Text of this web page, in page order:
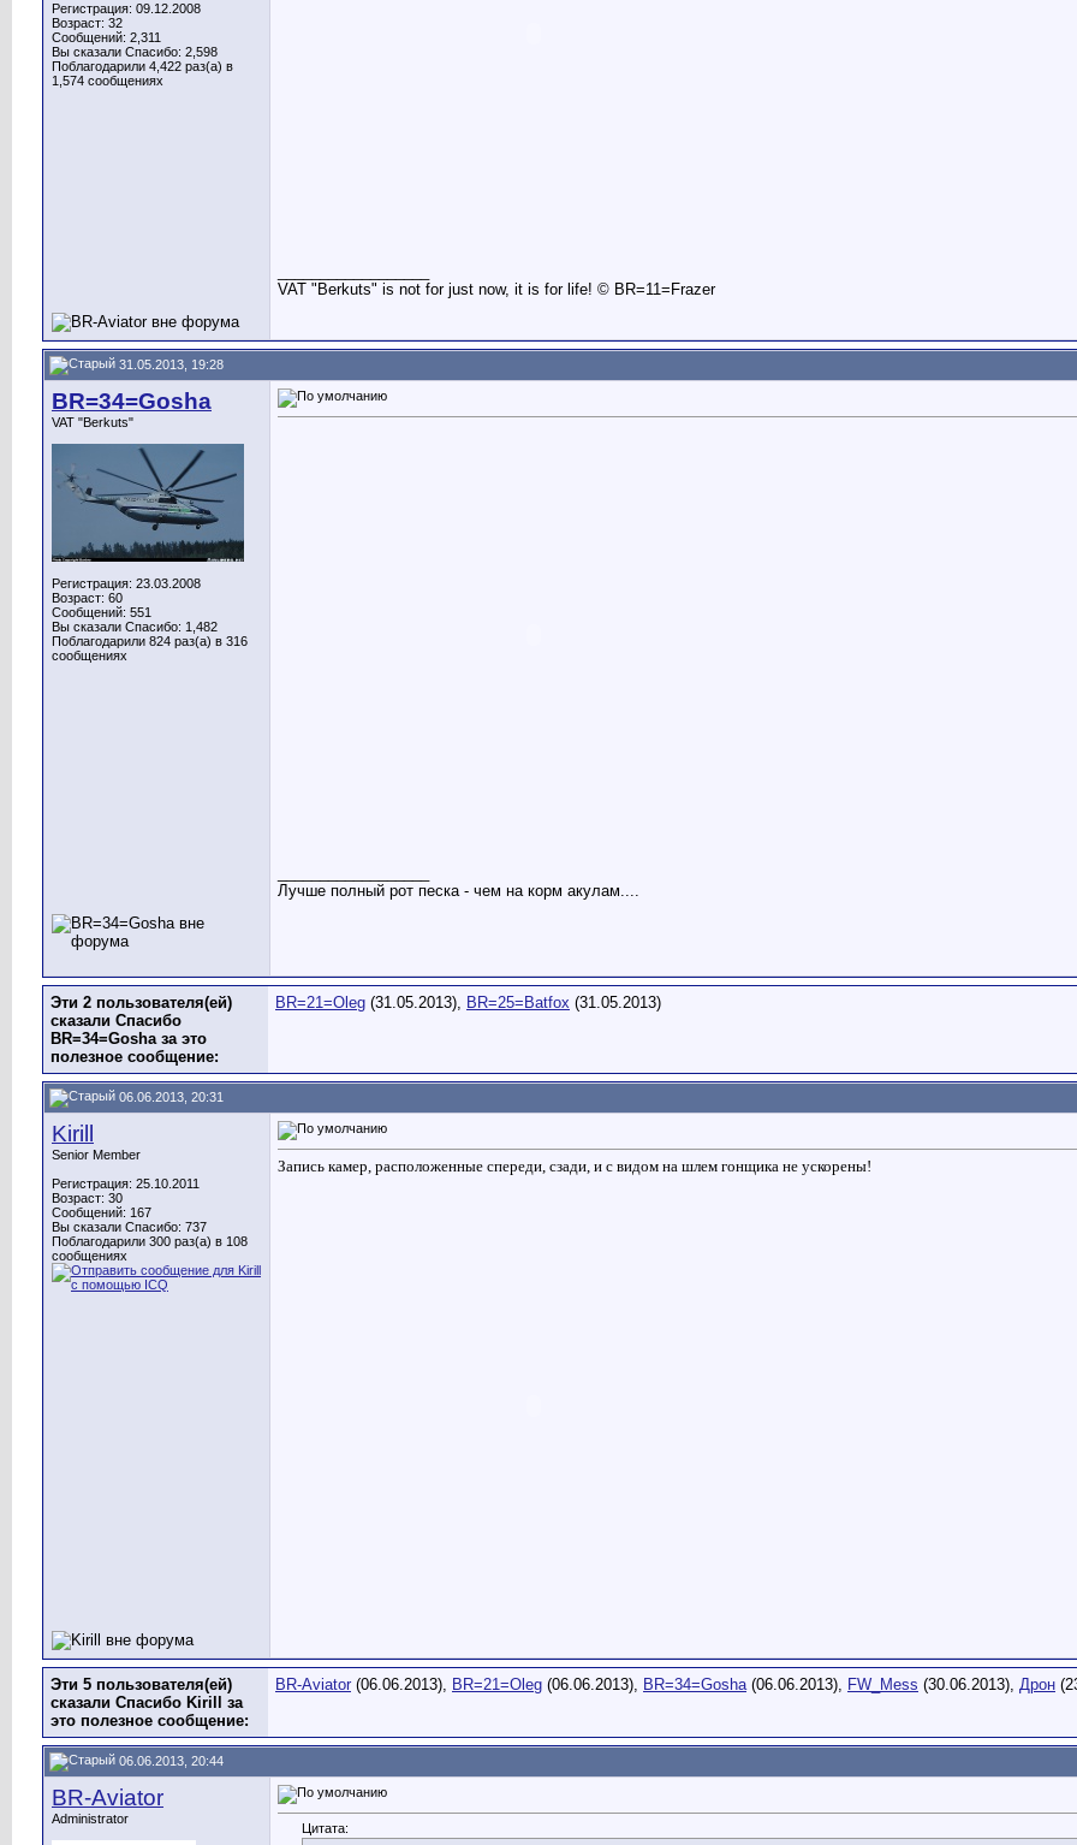
Регистрация: 09.12.2008
Возраст: 32
Сообщений: 2,311
Вы сказали Спасибо: 2,598
Поблагодарили 4,422 раз(а) в
1,574 сообщениях
VAT "Berkuts" is not for just now, it is for life! © BR=11=Frazer
31.05.2013, 19:28
BR=34=Gosha
VAT "Berkuts"
Регистрация: 23.03.2008
Возраст: 60
Сообщений: 551
Вы сказали Спасибо: 1,482
Поблагодарили 824 раз(а) в 316
сообщениях
Лучше полный рот песка - чем на корм акулам....
Эти 2 пользователя(ей)
сказали Спасибо
BR=34=Gosha за это
полезное сообщение:
BR=21=Oleg (31.05.2013), BR=25=Batfox (31.05.2013)
06.06.2013, 20:31
Kirill
Senior Member
Регистрация: 25.10.2011
Возраст: 30
Сообщений: 167
Вы сказали Спасибо: 737
Поблагодарили 300 раз(а) в 108
сообщениях
Запись камер, расположенные спереди, сзади, и с видом на шлем гонщика не ускорены!
Эти 5 пользователя(ей)
сказали Спасибо Kirill за
это полезное сообщение:
BR-Aviator (06.06.2013), BR=21=Oleg (06.06.2013), BR=34=Gosha(06.06.2013), FW_Mess (30.06.2013), Дрон
06.06.2013, 20:44
BR-Aviator
Administrator
Цитата: